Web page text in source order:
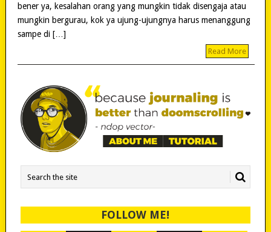
bener ya, kesalahan orang yang mungkin tidak disengaja atau
mungkin bergurau, kok ya ujung-ujungnya harus menanggung
sampe di […]
Read More
FOLLOW ME!